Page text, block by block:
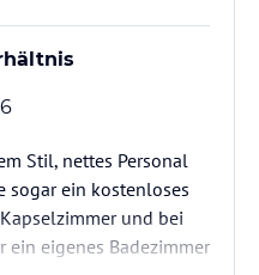
Stil, nettes Personal
sogar ein kostenloses
und bei
ein eigenes Badezimmer